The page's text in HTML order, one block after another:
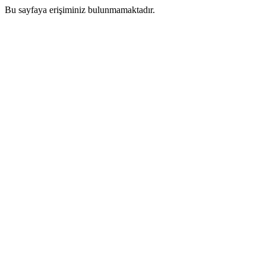
Bu sayfaya erişiminiz bulunmamaktadır.